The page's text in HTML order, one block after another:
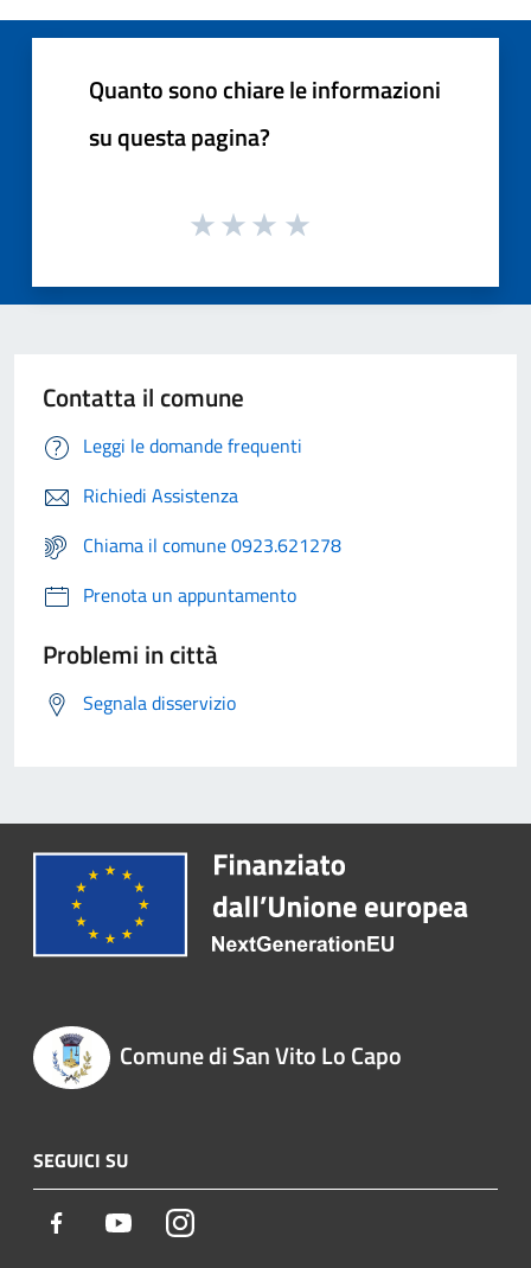
Quanto sono chiare le informazioni
su questa pagina?
Contatta il comune
Leggi le domande frequenti
Richiedi Assistenza
Chiama il comune 0923.621278
Prenota un appuntamento
Problemi in città
Segnala disservizio
Comune di San Vito Lo Capo
SEGUICI SU
Facebook YoutubeInstagram